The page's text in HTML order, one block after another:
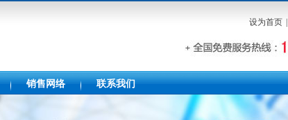
设为首页
销售网络 联系我们